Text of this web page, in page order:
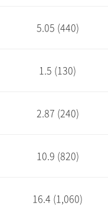
5.05 (440)
1.5 (130)
2.87 (240)
10.9 (820)
16.4 (1,060)